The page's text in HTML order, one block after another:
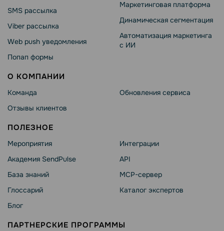
SMS рассылка
Viber рассылка
Web push уведомления
Попап формы
Маркетинговая платформа
Динамическая сегментация
Автоматизация маркетинга
с ИИ
О КОМПАНИИ
Команда
Отзывы клиентов
Обновления сервиса
ПОЛЕЗНОЕ
Мероприятия
Академия SendPulse
База знаний
Глоссарий
Блог
Интеграции
API
MCP-сервер
Каталог экспертов
ПАРТНЕРСКИЕ ПРОГРАММЫ